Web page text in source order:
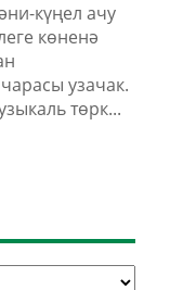
күңел ачу
көненә
узачак.
төрк...